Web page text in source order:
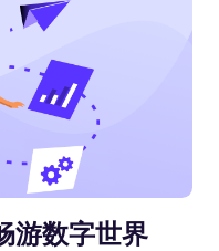
游数字世界